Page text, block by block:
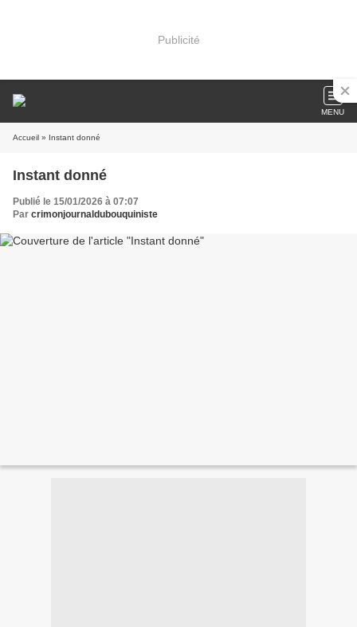
Publicité
MENU
Accueil » Instant donné
Instant donné
Publié le 15/01/2026 à 07:07
Par crimonjournaldubouquiniste